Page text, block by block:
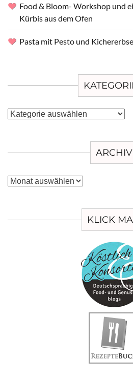
Food & Bloom- Workshop und
Kürbis aus dem Ofen
Pasta mit Pesto und
Kategorien
ARCHIV
Archiv
KLICK